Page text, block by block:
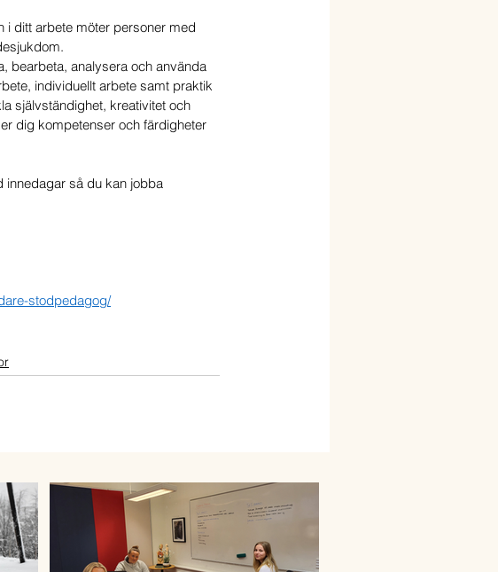
i ditt arbete möter personer med
bearbeta, analysera och använda
individuellt arbete samt praktik
självständighet, kreativitet och
dig kompetenser och färdigheter
innedagar så du kan jobba
stodpedagog/